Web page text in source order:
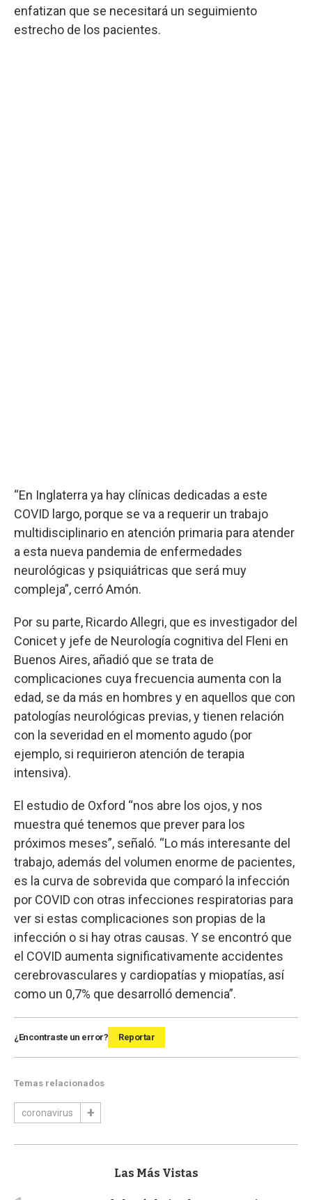
enfatizan que se necesitará un seguimiento
estrecho de los pacientes.
“En Inglaterra ya hay clínicas dedicadas a este
COVID largo, porque se va a requerir un trabajo
multidisciplinario en atención primaria para atender
a esta nueva pandemia de enfermedades
neurológicas y psiquiátricas que será muy
compleja”, cerró Amón.
Por su parte, Ricardo Allegri, que es investigador del
Conicet y jefe de Neurología cognitiva del Fleni en
Buenos Aires, añadió que se trata de
complicaciones cuya frecuencia aumenta con la
edad, se da más en hombres y en aquellos que con
patologías neurológicas previas, y tienen relación
con la severidad en el momento agudo (por
ejemplo, si requirieron atención de terapia
intensiva).
El estudio de Oxford “nos abre los ojos, y nos
muestra qué tenemos que prever para los
próximos meses”, señaló. “Lo más interesante del
trabajo, además del volumen enorme de pacientes,
es la curva de sobrevida que comparó la infección
por COVID con otras infecciones respiratorias para
ver si estas complicaciones son propias de la
infección o si hay otras causas. Y se encontró que
el COVID aumenta significativamente accidentes
cerebrovasculares y cardiopatías y miopatías, así
como un 0,7% que desarrolló demencia”.
¿Encontraste un error? Reportar
Temas relacionados
coronavirus
Las Más Vistas